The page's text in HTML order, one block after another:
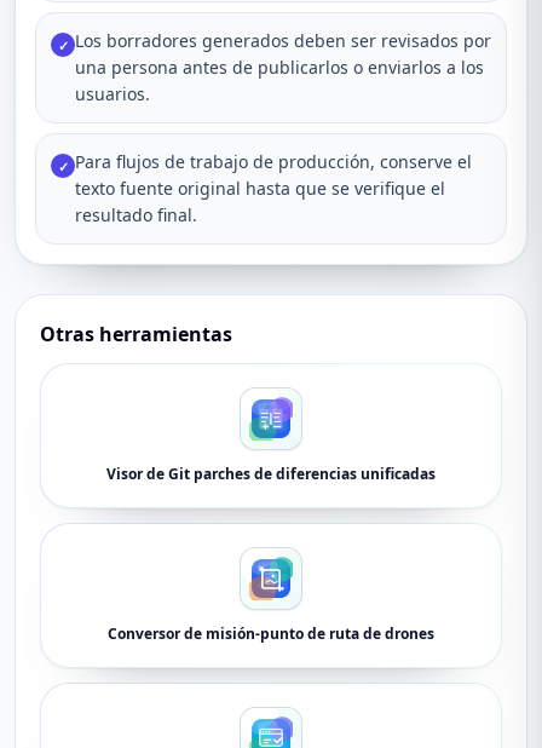
✓ Los borradores generados deben ser revisados por
una persona antes de publicarlos o enviarlos a los
usuarios.
✓ Para flujos de trabajo de producción, conserve el
texto fuente original hasta que se verifique el
resultado final.
Otras herramientas
Visor de Git parches de diferencias unificadas
Conversor de misión-punto de ruta de drones